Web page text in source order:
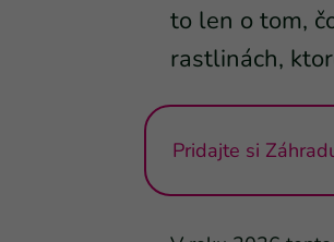
to len o tom,
rastlinách,
Pridajte si